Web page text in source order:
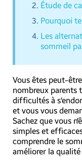
Étude de
Pourquoi
Les
sommeil
Vous êtes peut-
nombreux parents
difficultés à
et vous vous
Sachez que vous
simples et
comprendre le
améliorer la qualité